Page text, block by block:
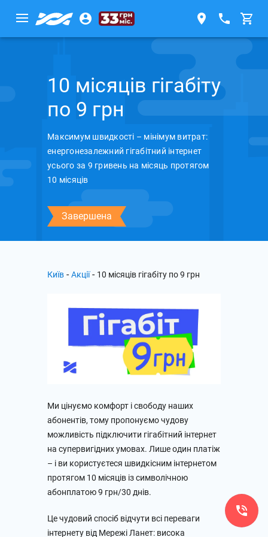
10 місяців гігабіту
по 9 грн
Максимум швидкості – мінімум витрат:
енергонезалежний гігабітний інтернет
усього за 9 гривень на місяць протягом
10 місяців
Завершена
Київ - Акції - 10 місяців гігабіту по 9 грн
Ми цінуємо комфорт і свободу наших
абонентів, тому пропонуємо чудову
можливість підключити гігабітний інтернет
на супервигідних умовах. Лише один платіж
– і ви користуєтеся швидкісним інтернетом
протягом 10 місяців із символічною
абонплатою 9 грн/30 днів.
Це чудовий спосіб відчути всі переваги
інтернету від Мережі Ланет: висока